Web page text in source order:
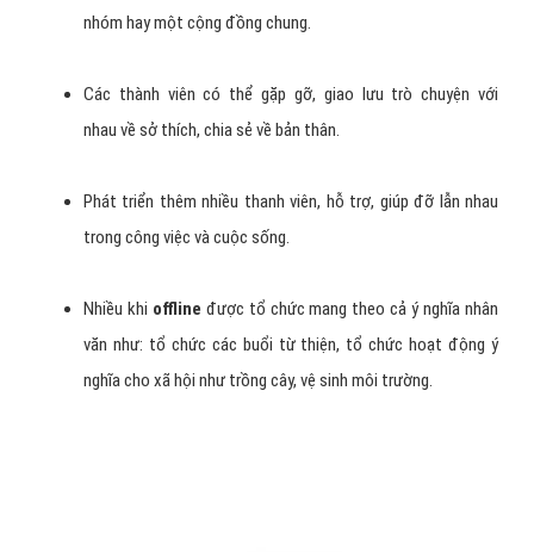
nhóm hay một cộng đồng chung.
Các thành viên có thể gặp gỡ, giao lưu trò chuyện với
nhau về sở thích, chia sẻ về bản thân.
Phát triển thêm nhiều thanh viên, hỗ trợ, giúp đỡ lẫn nhau
trong công việc và cuộc sống.
Nhiều khi offline được tổ chức mang theo cả ý nghĩa nhân
văn như: tổ chức các buổi từ thiện, tổ chức hoạt động ý
nghĩa cho xã hội như trồng cây, vệ sinh môi trường.